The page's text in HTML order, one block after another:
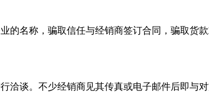
名称，骗取信任与经销商签订合同，骗取货
谈。不少经销商见其传真或电子邮件后即与